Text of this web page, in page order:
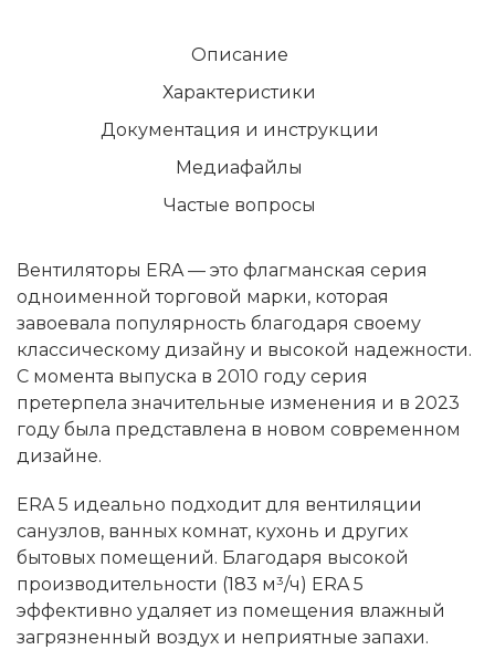
Описание
Характеристики
Документация и инструкции
Медиафайлы
Частые вопросы
Вентиляторы ERA — это флагманская серия
одноименной торговой марки, которая
завоевала популярность благодаря своему
классическому дизайну и высокой надежности.
С момента выпуска в 2010 году серия
претерпела значительные изменения и в 2023
году была представлена в новом современном
дизайне.
ERA 5 идеально подходит для вентиляции
санузлов, ванных комнат, кухонь и других
бытовых помещений. Благодаря высокой
производительности (183 м³/ч) ERA 5
эффективно удаляет из помещения влажный
загрязненный воздух и неприятные запахи.